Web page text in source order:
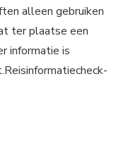
alleen gebruiken
ter plaatse een
informatie is